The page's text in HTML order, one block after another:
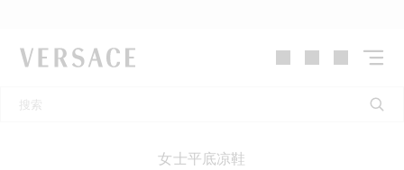
VERSACE | 主页
女士平底凉鞋